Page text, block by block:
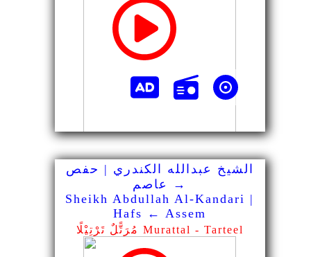
الشيخ عبدالله الكندري | حفص
→ عاصم
Sheikh Abdullah Al-Kandari |
Hafs ← Assem
مُرَتًّلٌ تَرْتِيْلًا Murattal - Tarteel